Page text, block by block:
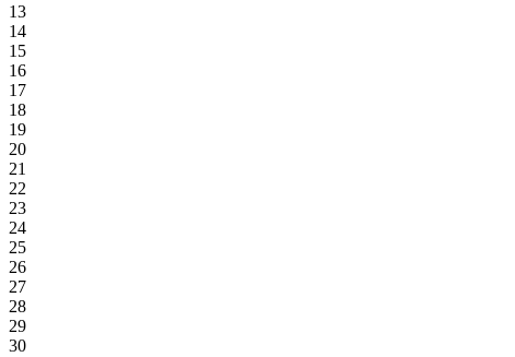
13
14
15
16
17
18
19
20
21
22
23
24
25
26
27
28
29
30